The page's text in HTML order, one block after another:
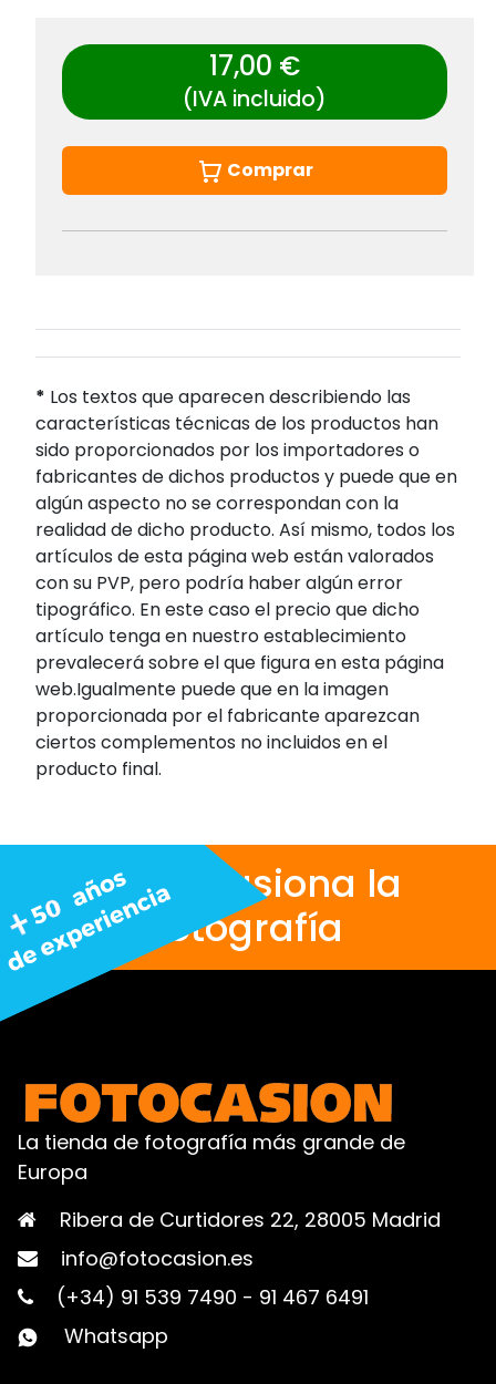
17,00 €
(IVA incluido)
Comprar
* Los textos que aparecen describiendo las
características técnicas de los productos han
sido proporcionados por los importadores o
fabricantes de dichos productos y puede que en
algún aspecto no se correspondan con la
realidad de dicho producto. Así mismo, todos los
artículos de esta página web están valorados
con su PVP, pero podría haber algún error
tipográfico. En este caso el precio que dicho
artículo tenga en nuestro establecimiento
prevalecerá sobre el que figura en esta página
web.Igualmente puede que en la imagen
proporcionada por el fabricante aparezcan
ciertos complementos no incluidos en el
producto final.
Nos apasiona la
fotografía
La tienda de fotografía más grande de
Europa
Ribera de Curtidores 22, 28005 Madrid
info@fotocasion.es
(+34) 91 539 7490 - 91 467 6491
Whatsapp